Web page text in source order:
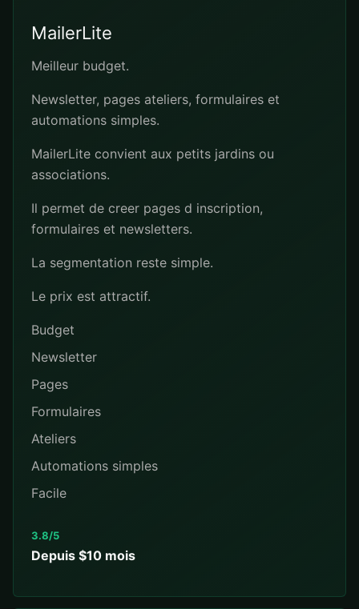
MailerLite
Meilleur budget.
Newsletter, pages ateliers, formulaires et
automations simples.
MailerLite convient aux petits jardins ou
associations.
Il permet de creer pages d inscription,
formulaires et newsletters.
La segmentation reste simple.
Le prix est attractif.
Budget
Newsletter
Pages
Formulaires
Ateliers
Automations simples
Facile
3.8/5
Depuis $10 mois